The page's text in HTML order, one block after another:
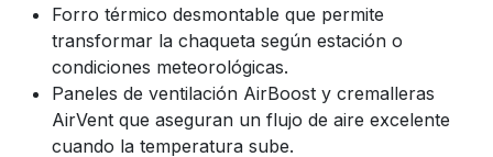
Forro térmico desmontable que permite
transformar la chaqueta según estación o
condiciones meteorológicas.
Paneles de ventilación AirBoost y cremalleras
AirVent que aseguran un flujo de aire excelente
cuando la temperatura sube.